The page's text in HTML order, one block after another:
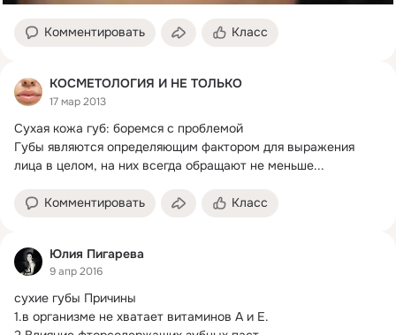
Комментировать Класс
КОСМЕТОЛОГИЯ И НЕ ТОЛЬКО
17 мар 2013
Сухая кожа губ: боремся с проблемой
Губы являются определяющим фактором для выражения
лица в целом, на них всегда обращают не меньше...
Комментировать Класс
Юлия Пигарева
9 апр 2016
сухие губы Причины
1.в организме не хватает витаминов А и Е.